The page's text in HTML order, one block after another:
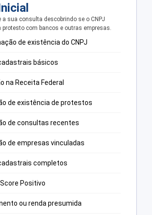
a sua consulta descobrindo se o CNPJ
com bancos e outras empresas.
de existência do CNPJ
básicos
na Receita Federal
de existência de protestos
de consultas recentes
de empresas vinculadas
completos
Positivo
ou renda presumida